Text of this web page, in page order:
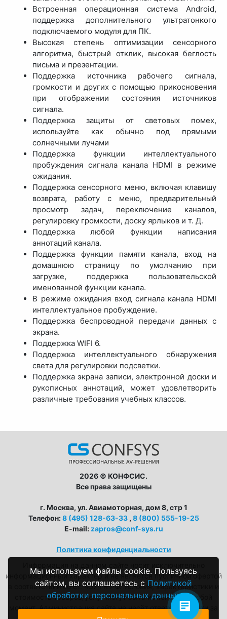
Встроенная операционная система Android,
поддержка дополнительного ультратонкого
подключаемого модуля для ПК.
Высокая степень оптимизации сенсорного
алгоритма, быстрый отклик, высокая беглость
письма и презентации.
Поддержка источника рабочего сигнала,
громкости и других с помощью прикосновения
при отображении состояния источников
сигнала.
Поддержка защиты от световых помех,
используйте как обычно под прямыми
солнечными лучами
Поддержка функции интеллектуального
пробуждения сигнала канала HDMI в режиме
ожидания.
Поддержка сенсорного меню, включая клавишу
возврата, работу с меню, предварительный
просмотр задач, переключение каналов,
регулировку громкости, доску ярлыков и т. Д.
Поддержка любой функции написания
аннотаций канала.
Поддержка функции памяти канала, вход на
домашнюю страницу по умолчанию при
загрузке, поддержка пользовательской
именованной функции канала.
В режиме ожидания вход сигнала канала HDMI
интеллектуальное пробуждение.
Поддержка беспроводной передачи данных с
экрана.
Поддержка WIFI 6.
Поддержка интеллектуального обнаружения
света для регулировки подсветки.
Поддержка экрана записи, электронной доски и
рукописных аннотаций, может удовлетворить
различные требования учебных классов.
2026 © КОНФСИС.
Все права защищены
г. Москва, ул. Авиамоторная, дом 8, стр 1
Телефон:8 (495) 128-63-33 , 8 (800) 555-19-25
E-mail: zapros@conf-sys.ru
Политика конфиденциальности
информационный характер и не является публичной офертой
в соответствии со ст. 437 ГК РФ. Условия, характеристики и
стоимость товаров/услуг могут быть изменены в любой
момент. Администрация сайта не несёт ответственности за
Мы используем файлы cookie. Пользуясь
сайтом, вы соглашаетесь с Политикой
обработки персональных данных